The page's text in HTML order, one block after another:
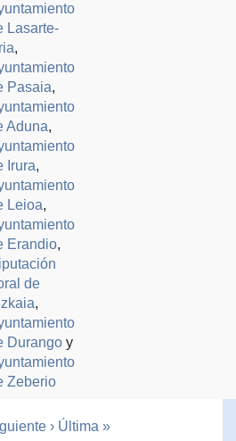
Lasarte-
,
Pasaia,
Aduna,
Irura,
Leioa,
Erandio,
de
,
Durango y
Zeberio
› Última »